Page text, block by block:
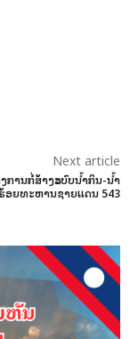
Next article
ການກໍ່ສ້າງລະບົບນ້ຳກິນ-ນໍ້າ
ອຍທະຫານຊາຍແດນ 543